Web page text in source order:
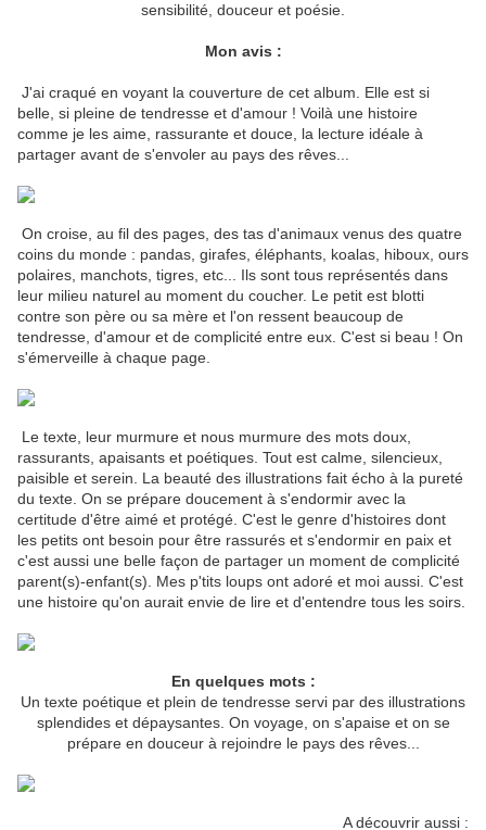
sensibilité, douceur et poésie.
Mon avis :
J'ai craqué en voyant la couverture de cet album. Elle est si
belle, si pleine de tendresse et d'amour ! Voilà une histoire
comme je les aime, rassurante et douce, la lecture idéale à
partager avant de s'envoler au pays des rêves...
On croise, au fil des pages, des tas d'animaux venus des quatre
coins du monde : pandas, girafes, éléphants, koalas, hiboux, ours
polaires, manchots, tigres, etc... Ils sont tous représentés dans
leur milieu naturel au moment du coucher. Le petit est blotti
contre son père ou sa mère et l'on ressent beaucoup de
tendresse, d'amour et de complicité entre eux. C'est si beau ! On
s'émerveille à chaque page.
Le texte, leur murmure et nous murmure des mots doux,
rassurants, apaisants et poétiques. Tout est calme, silencieux,
paisible et serein. La beauté des illustrations fait écho à la pureté
du texte. On se prépare doucement à s'endormir avec la
certitude d'être aimé et protégé. C'est le genre d'histoires dont
les petits ont besoin pour être rassurés et s'endormir en paix et
c'est aussi une belle façon de partager un moment de complicité
parent(s)-enfant(s). Mes p'tits loups ont adoré et moi aussi. C'est
une histoire qu'on aurait envie de lire et d'entendre tous les soirs.
En quelques mots :
Un texte poétique et plein de tendresse servi par des illustrations
splendides et dépaysantes. On voyage, on s'apaise et on se
prépare en douceur à rejoindre le pays des rêves...
A découvrir aussi :